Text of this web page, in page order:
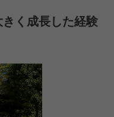
きく成長した経験